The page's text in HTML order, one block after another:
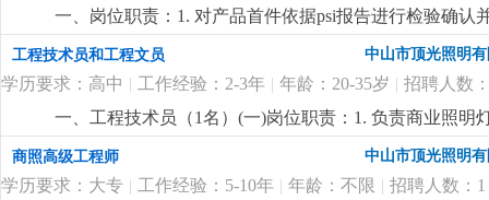
面板灯、线性灯等办公灯具的结构与工艺；3. 熟练使用
具；4. 熟悉国内外办公照明标准（如gb50034、ies、
成本控制意识，有独立完成项目的能力；6. 沟通协调能
资（面议）+ 项目激励2. 研产销一体化平台，自有模具
合伙人。4. 年轻化团队，氛围融洽。更详细 ...
一、岗位职责：1. 对产品首件依据psi报告进行检验确
作业过程与作业指导书的一致性，指导与监督各工序作
检及记录。4. 参与新产品开发与新样品试制的检验，及
大或连续性的品质异常进行质量异常分析、上报、跟踪
门。7. 对生产车间的不良品退料进行确认和判责。8. 负
7s管理的相关作业要求；必要时协助客户验货的备货和
上学历。2.熟悉office办公软件3.1年以上ipqc相关工作经
2015培训，qc七大手法5.年龄18~35岁，身体健康，工作
工程技术员和工程文员 中山市顶光照明
学历要求：高中 | 工作经验：2-3年 | 年龄：20-35岁 | 招聘人数
一、工程技术员（1名）(一)岗位职责：1. 负责商业照
格、用量、替代料等信息准确完整，契合研发及生产需
料录入、bom变更等工作，保证系统数据与生产、物料
艺、物料匹配等问题快速排查，协同部门解决，保障生
商照高级工程师 中山市顶光照明
学历要求：大专 | 工作经验：5-10年 | 年龄：不限 | 招聘人数：1